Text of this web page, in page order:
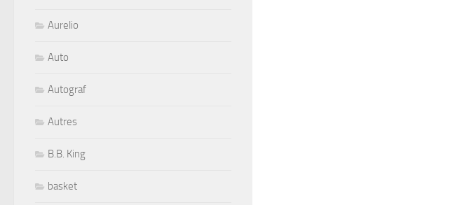
Aurelio
Auto
Autograf
Autres
B.B. King
basket